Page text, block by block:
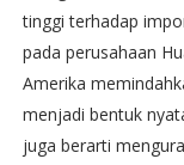
tinggi terhadap
pada perusahaan
Amerika
menjadi bentuk
juga berarti